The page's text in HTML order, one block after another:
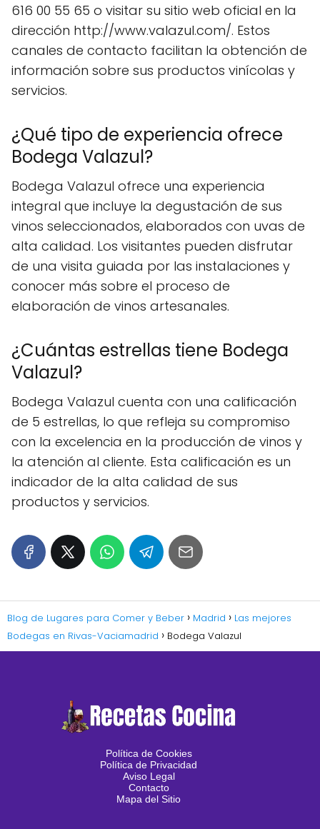
616 00 55 65 o visitar su sitio web oficial en la
dirección http://www.valazul.com/. Estos
canales de contacto facilitan la obtención de
información sobre sus productos vinícolas y
servicios.
¿Qué tipo de experiencia ofrece
Bodega Valazul?
Bodega Valazul ofrece una experiencia
integral que incluye la degustación de sus
vinos seleccionados, elaborados con uvas de
alta calidad. Los visitantes pueden disfrutar
de una visita guiada por las instalaciones y
conocer más sobre el proceso de
elaboración de vinos artesanales.
¿Cuántas estrellas tiene Bodega
Valazul?
Bodega Valazul cuenta con una calificación
de 5 estrellas, lo que refleja su compromiso
con la excelencia en la producción de vinos y
la atención al cliente. Esta calificación es un
indicador de la alta calidad de sus
productos y servicios.
Blog de Lugares para Comer y Beber Madrid
Las mejores
Bodegas en Rivas-Vaciamadrid
Bodega Valazul
Política de Cookies
Política de Privacidad
Aviso Legal
Contacto
Mapa del Sitio